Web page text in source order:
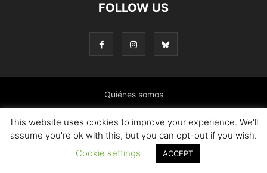
FOLLOW US
Quiénes somos
Colaborar en el blog Contacto Política de cookies
This website uses cookies to improve your experience. We'll
assume you're ok with this, but you can opt-out if you wish.
Cookie settings
ACCEPT